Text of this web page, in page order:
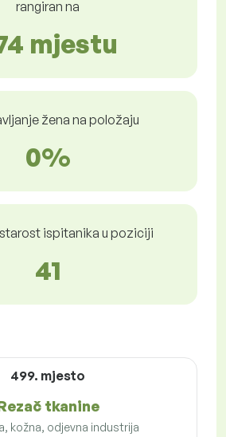
rangiran na
mjestu
žena na položaju
0%
ispitanika u poziciji
41
499. mjesto
tkanine
kožna, odjevna industrija